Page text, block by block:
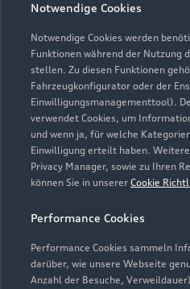
Notwendige Cookies
Notwendige Cookies werden
Funktionen während der Nutzung
stellen. Zu diesen Funktionen
Fahrzeugkonfigurator oder der
Einwilligungsmanagementtool).
verwendet Cookies, um
und wenn ja, für welche
Einwilligung erteilt haben.
Privacy Manager, sowie zu Ihren
können Sie in unserer Cookie
Performance Cookies
Performance Cookies sammeln
darüber, wie unsere Webseite
Anzahl der Besuche,
Lederpflege-Set
Praktisches Set zur
Pflege von Leder und
Zur Audi Shopping World